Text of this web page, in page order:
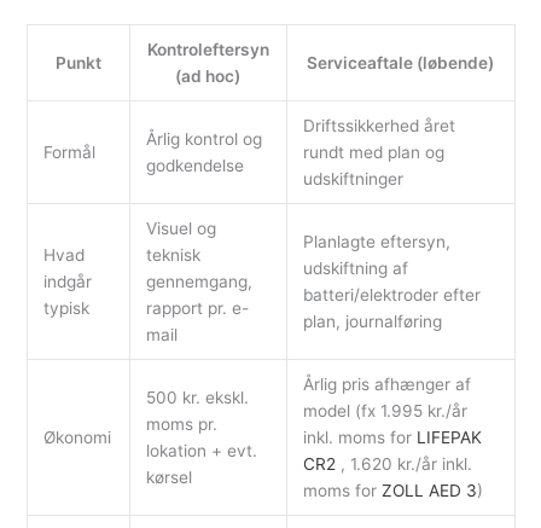
Punkt
Kontroleftersyn
(ad hoc)
Serviceaftale (løbende)
Formål
Årlig kontrol og
godkendelse
Driftssikkerhed året
rundt med plan og
udskiftninger
Hvad
indgår
typisk
Visuel og
teknisk
gennemgang,
rapport pr. e-
mail
Planlagte eftersyn,
udskiftning af
batteri/elektroder efter
plan, journalføring
Økonomi
500 kr. ekskl.
moms pr.
lokation + evt.
kørsel
Årlig pris afhænger af
model (fx 1.995 kr./år
inkl. moms for LIFEPAK
CR2 , 1.620 kr./år inkl.
moms forZOLL AED 3)